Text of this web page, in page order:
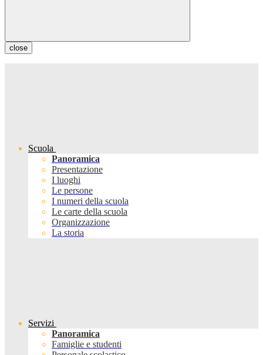
close
Scuola
Panoramica
Presentazione
I luoghi
Le persone
I numeri della scuola
Le carte della scuola
Organizzazione
La storia
Servizi
Panoramica
Famiglie e studenti